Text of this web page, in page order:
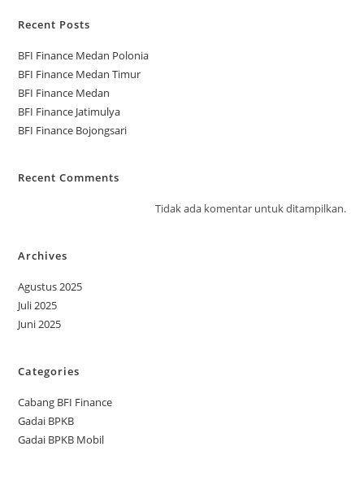
Recent Posts
BFI Finance Medan Polonia
BFI Finance Medan Timur
BFI Finance Medan
BFI Finance Jatimulya
BFI Finance Bojongsari
Recent Comments
Tidak ada komentar untuk ditampilkan.
Archives
Agustus 2025
Juli 2025
Juni 2025
Categories
Cabang BFI Finance
Gadai BPKB
Gadai BPKB Mobil